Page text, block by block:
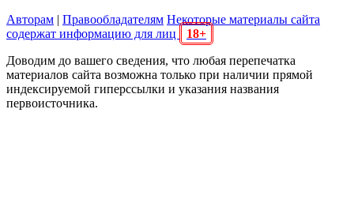
Авторам | Правообладателям Некоторые материалы сайта
содержат информацию для лиц
18+
Доводим до вашего сведения, что любая перепечатка
материалов сайта возможна только при наличии прямой
индексируемой гиперссылки и указания названия
первоисточника.